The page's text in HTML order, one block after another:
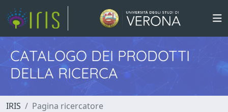
CATALOGO DEI PRODOTTI
DELLA RICERCA
IRIS Pagina ricercatore